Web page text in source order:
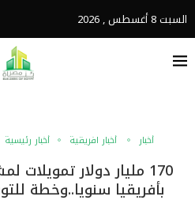
السبت 8 أغسطس , 2026
أخبار أخبار افريقية أخبار رئيسية
170 مليار دولار
بأفريقيا سنويا..وخطة